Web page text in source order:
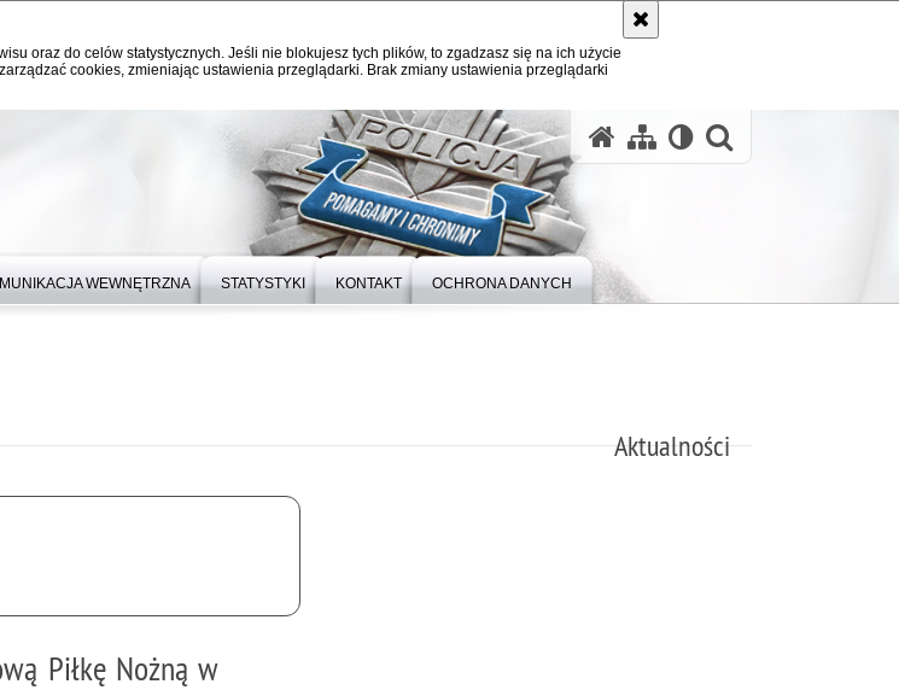
oraz do celów statystycznych. Jeśli nie blokujesz tych plików, to zgadzasz się na ich użycie
cookies, zmieniając ustawienia przeglądarki. Brak zmiany ustawienia przeglądarki
WEWNĘTRZNA STATYSTYKI KONTAKT OCHRONA DANYCH
Aktualności
Piłkę Nożną w